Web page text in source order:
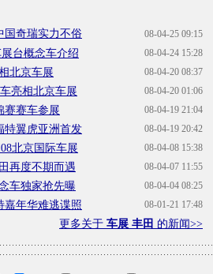
08-04-25 09:15
国奇瑞实力不俗
08-04-24 15:28
台概念车介绍
08-04-20 08:37
北京车展
08-04-20 01:06
亮相北京车展
08-04-19 21:04
赛赛车参展
08-04-19 20:42
特翼虎亚洲首发
08-04-08 15:38
北京国际车展
08-04-07 11:55
再度不期而遇
08-04-04 08:25
车独家抢先曝
08-01-21 17:48
嘉年华难逃谍照
更多关于 车展 丰田 的新闻>>